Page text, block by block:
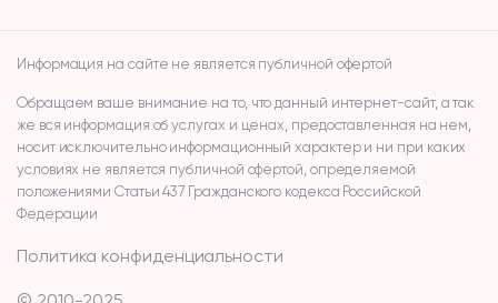
Информация на сайте не является публичной офертой
Обращаем ваше внимание на то, что данный интернет-сайт, а так
же вся информация об услугах и ценах, предоставленная на нем,
носит исключительно информационный характер и ни при каких
условиях не является публичной офертой, определяемой
положениями Статьи 437 Гражданского кодекса Российской
Федерации
Политика конфиденциальности